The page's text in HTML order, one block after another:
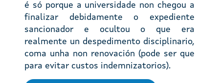
é só porque a universidade non chegou a
finalizar debidamente o expediente
sancionador e ocultou o que era
realmente un despedimento disciplinario,
coma unha non renovación (pode ser que
para evitar custos indemnizatorios).